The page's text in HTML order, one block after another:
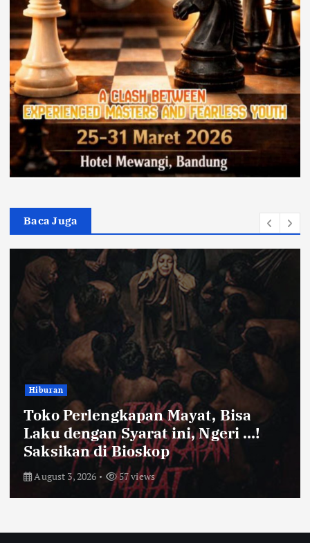
Baca Juga
Bandung Raya
Farhan Pastikan Pasokan Pangan
Kota Bandung Aman Meski Harga
Ayam dan Timun Naik
July 31, 2026 62 views